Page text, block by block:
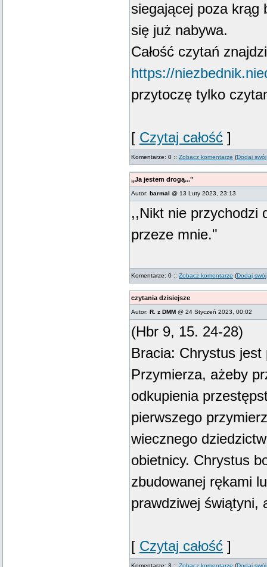
siegającej poza krąg
się już nabywa.
Całość czytań
https://
przytoczę tylko
[ Czytaj całość ]
Komentarze: 0 :: Zobacz komentarze (Dodaj
,,Ja jestem drogą..."
Autor: barmal @ 13 Luty 2023, 23:13
,,Nikt nie przychodzi
przeze mnie."
Komentarze: 0 :: Zobacz komentarze (Dodaj
czytania dzisiejsze
Autor: R. z DMM @ 24 Styczeń 2023, 00:02
(Hbr 9, 15. 24-28)
Bracia: Chrystus
Przymierza, ażeby
odkupienia
pierwszego
wiecznego
obietnicy. Chrystus
zbudowanej rękami
prawdziwej świątyni,
[ Czytaj całość ]
Komentarze: 3 :: Zobacz komentarze (Dodaj